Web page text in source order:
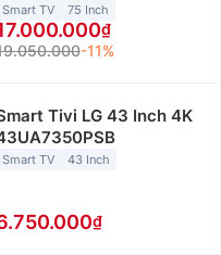
Smart TV 75 Inch
-11%
Tivi LG 43 Inch 4K
Smart TV 43 Inch